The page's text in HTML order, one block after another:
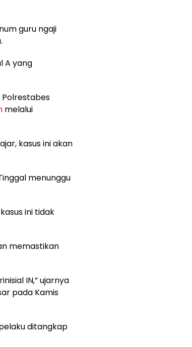
guru ngaji
A yang
Polrestabes
melalui
kasus ini akan
menunggu
ini tidak
memastikan
IN,” ujarnya
pada Kamis
ditangkap